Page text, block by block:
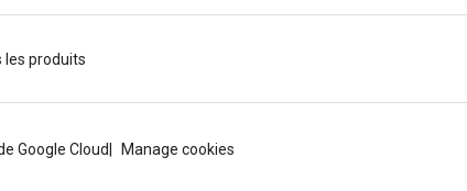
les produits
Google Cloud Manage cookies